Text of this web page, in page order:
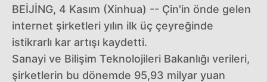
BEİJİNG, 4 Kasım (Xinhua) -- Çin'in önde gelen
internet şirketleri yılın ilk üç çeyreğinde
istikrarlı kar artışı kaydetti.
Sanayi ve Bilişim Teknolojileri Bakanlığı verileri,
şirketlerin bu dönemde 95,93 milyar yuan